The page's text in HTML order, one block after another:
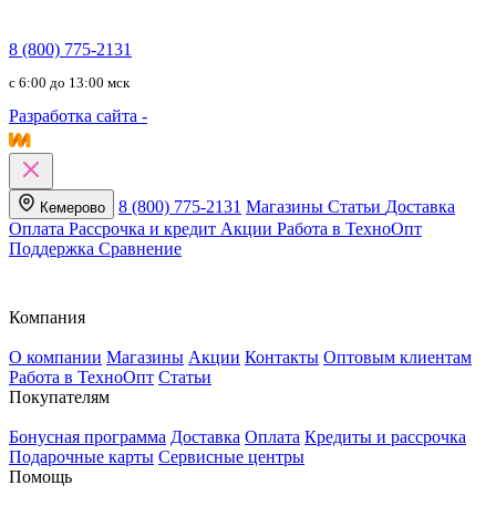
8 (800) 775-2131
c 6:00 до 13:00 мск
Разработка сайта -
Кемерово 8 (800) 775-2131 Магазины Статьи Доставка
Оплата Рассрочка и кредит Акции Работа в ТехноОпт
Поддержка Сравнение
Компания
О компании Магазины Акции Контакты Оптовым клиентам
Работа в ТехноОпт Статьи
Покупателям
Бонусная программа Доставка Оплата Кредиты и рассрочка
Подарочные карты Сервисные центры
Помощь